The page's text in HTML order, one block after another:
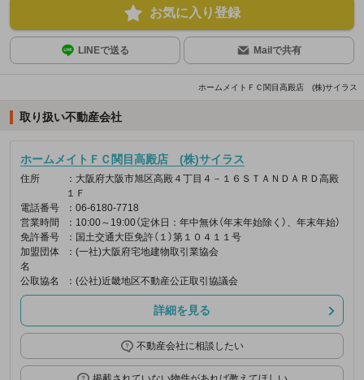
お気に入り登録
LINEで送る Mailで共有
ホームメイトＦＣ関目高殿店 (株)サイラス
取り扱い不動産会社
ホームメイトＦＣ関目高殿店 (株)サイラス
住所
：大阪府大阪市旭区高殿４丁目４－１６ＳＴＡＮＤＡＲＤ高殿
１Ｆ
電話番号
：06-6180-7718
営業時間
：10:00～19:00（定休日：年中無休（年末年始除く）、年末年始）
免許番号
：国土交通大臣免許（１）第１０４１１号
加盟団体
名
：(一社)大阪府宅地建物取引業協会
公取協名 ：(公社)近畿地区不動産公正取引協議会
詳細を見る
不動産会社に相談したい